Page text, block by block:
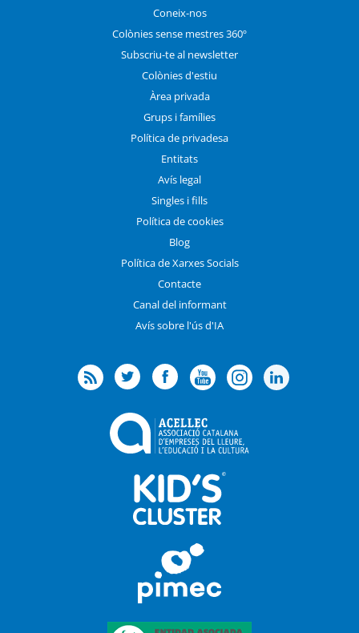
Coneix-nos
Colònies sense mestres 360º
Subscriu-te al newsletter
Colònies d'estiu
Àrea privada
Grups i famílies
Política de privadesa
Entitats
Avís legal
Singles i fills
Política de cookies
Blog
Política de Xarxes Socials
Contacte
Canal del informant
Avís sobre l'ús d'IA